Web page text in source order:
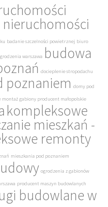
nieruchomości
badanie szczelności powietrznej biuro
warszawa budowa
docieplenie stropodachu
poznaniem domy pod
montaż gabiony producent małopolskie
kompleksowe
mieszkań -
remonty
mieszkania pod poznaniem
ogrodzenia z gabionów
producent maszyn budowlanych
budowlane w